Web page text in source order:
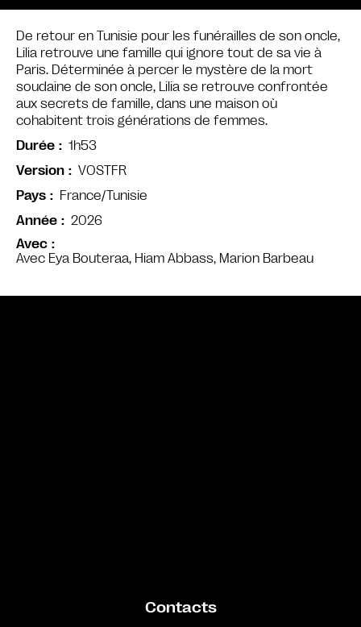
Avec
Avec Eya Bouteraa, Hiam Abbass, Marion Barbeau
De retour en Tunisie pour les funérailles de son oncle,
Lilia retrouve une famille qui ignore tout de sa vie à
Paris. Déterminée à percer le mystère de la mort
soudaine de son oncle, Lilia se retrouve confrontée
aux secrets de famille, dans une maison où
cohabitent trois générations de femmes.
Durée
1h53
Version
VOSTFR
Pays
France/Tunisie
Année
2026
Contacts